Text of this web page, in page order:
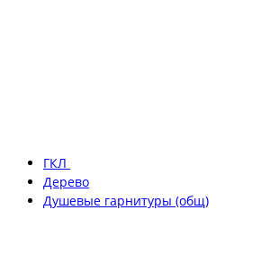
ГКЛ
Дерево
Душевые гарнитуры (общ)